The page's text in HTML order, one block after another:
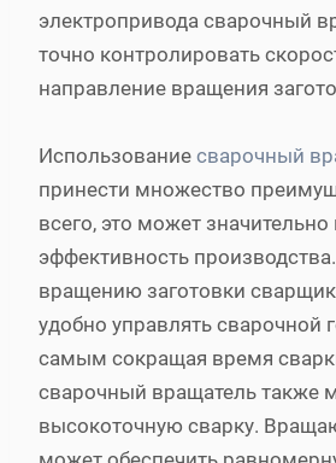
электропривода сварочный
точно контролировать
направление вращения
Использование сварочный
принести множество
всего, это может
эффективность
вращению заготовки
удобно управлять сварочной
самым сокращая время
сварочный вращатель также
высокоточную сварку.